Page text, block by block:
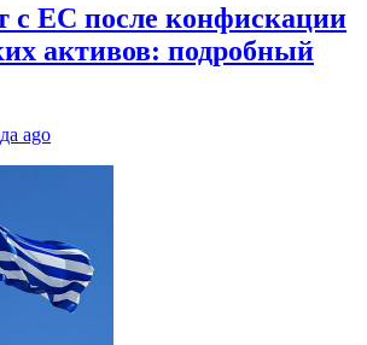
с ЕС после конфискации
активов: подробный
ago